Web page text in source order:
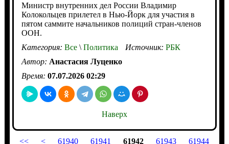
Министр внутренних дел России Владимир
Колокольцев прилетел в Нью-Йорк для участия в
пятом саммите начальников полиций стран-членов
ООН.
Категория: Все\Политика Источник: РБК
Автор: Анастасия Луценко
Время: 07.07.2026 02:29
Наверх
<< < 61940 61941 61942 61943 61944